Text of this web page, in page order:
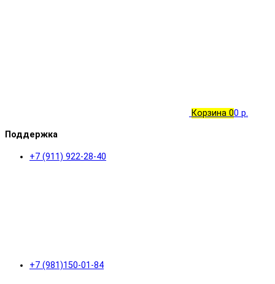
Корзина 00 р.
Поддержка
+7 (911) 922-28-40
+7 (981)150-01-84